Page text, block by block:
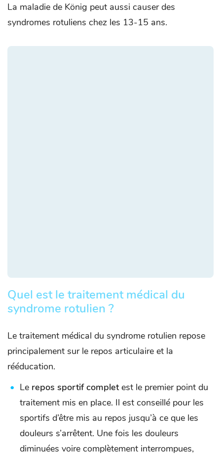
La maladie de König peut aussi causer des
syndromes rotuliens chez les 13-15 ans.
Quel est le traitement médical du
syndrome rotulien ?
Le traitement médical du syndrome rotulien repose
principalement sur le repos articulaire et la
rééducation.
Le repos sportif completest le premier point du
traitement mis en place. Il est conseillé pour les
sportifs d’être mis au repos jusqu’à ce que les
douleurs s’arrêtent. Une fois les douleurs
diminuées voire complètement interrompues,